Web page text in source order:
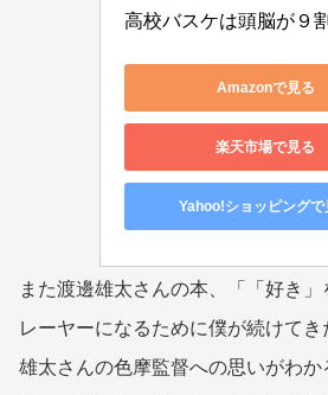
高校バスケは頭脳が９割
Amazonで見る
楽天市場で見る
Yahoo!ショッピングで
また渡邊雄太さんの本、「「好き
レーヤーになるために僕が続けて
雄太さんの色摩監督への思いがわ